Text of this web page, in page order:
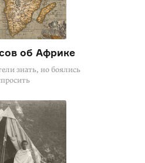
об Африке
знать, но боялись